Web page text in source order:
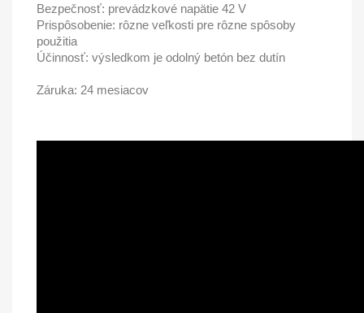
Bezpečnosť: prevádzkové napätie 42 V
Prispôsobenie: rôzne veľkosti pre rôzne spôsoby
použitia
Účinnosť: výsledkom je odolný betón bez dutín
Záruka: 24 mesiacov